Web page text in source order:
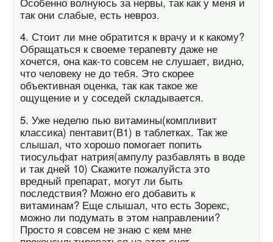
так они слабые, есть невроз.
4. Стоит ли мне обратится к врачу и к какому?
Обращаться к своеме терапевту даже не
хочется, она как-то совсем не слушает, видно,
что человеку не до тебя. Это скорее
объективная оценка, так как такое же
ощущение и у соседей складывается.
5. Уже неделю пью витамины(компливит
классика) пентавит(В1) в таблетках. Так же
слышал, что хорошо помогает попить
тиосульфат натрия(ампулу разбавлять в воде
и так дней 10) Скажите пожалуйста это
вредный препарат, могут ли быть
последствия? Можно его добавить к
витаминам? Еще слышал, что есть Зорекс,
можно ли подумать в этом направлении?
Просто я совсем не знаю с кем мне